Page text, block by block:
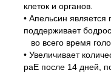
клеток и органов.
• Апельсин
поддерживает
во всего время
• Увеличивает
раЕ после 14 дней,